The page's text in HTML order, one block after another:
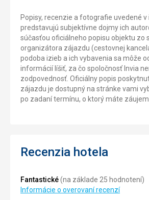
Popisy, recenzie a fotografie uvedené
predstavujú subjektívne dojmy ich
súčasťou oficiálneho popisu objektu zo
organizátora zájazdu (cestovnej
podoba izieb a ich vybavenia sa môže
informácií líšiť, za čo spoločnosť Invia
zodpovednosť. Oficiálny popis
zájazdu je dostupný na stránke vami
po zadaní termínu, o ktorý máte
Recenzia hotela
Fantastické(na základe 25 hodnotení)
Informácie o overovaní recenzí